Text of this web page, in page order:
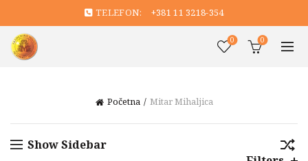
TELEFON: +381 11 3218-354
0 0
Početna Mitar Mihaljica
Show Sidebar